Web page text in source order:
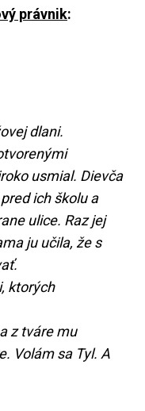
právnik:
dlani.
usmial. Dievča
ich školu a
ulice. Raz jej
ju učila, že s
ktorých
z tváre mu
Volám sa Tyl. A